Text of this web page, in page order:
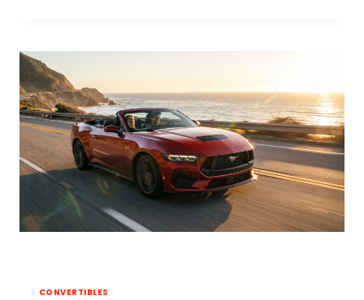
CONVERTIBLES